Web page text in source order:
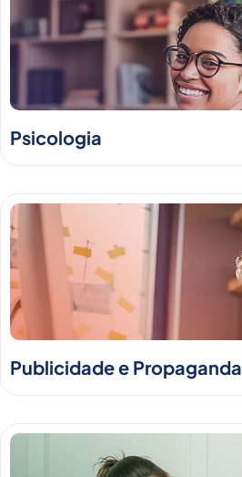
Psicologia
Publicidade e Propaganda